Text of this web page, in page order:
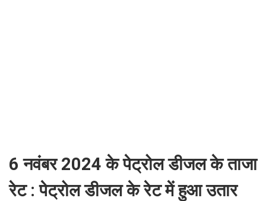
6 नवंबर 2024 के पेट्रोल डीजल के ताजा
रेट : पेट्रोल डीजल के रेट में हुआ उतार